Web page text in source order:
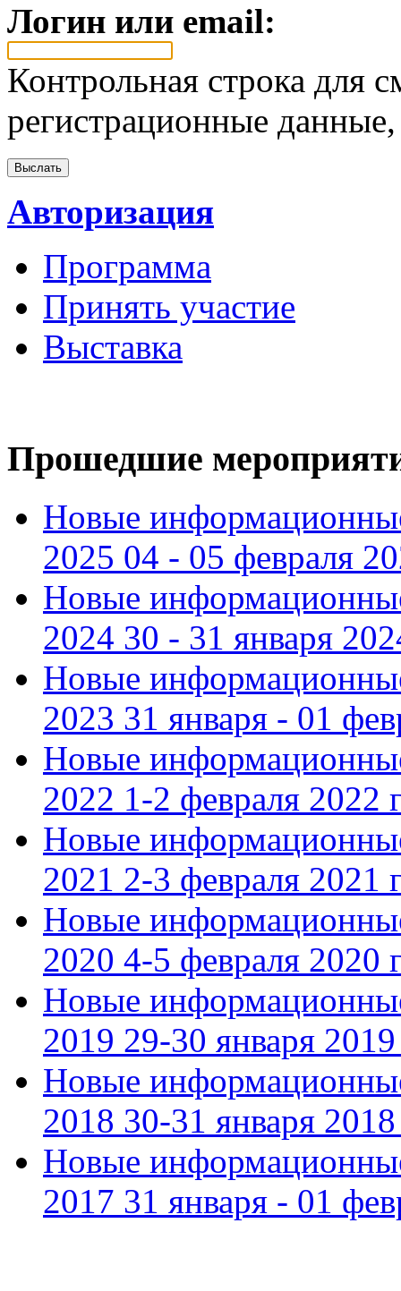
Логин или email:
Контрольная строка для
регистрационные
Авторизация
Программа
Принять участие
Выставка
Прошедшие
Новые
2025 04 - 05 февраля
Новые
2024 30 - 31 января
Новые
2023 31 января - 01
Новые
2022 1-2 февраля 2022
Новые
2021 2-3 февраля 2021
Новые
2020 4-5 февраля 2020
Новые
2019 29-30 января 2019
Новые
2018 30-31 января 2018
Новые
2017 31 января - 01